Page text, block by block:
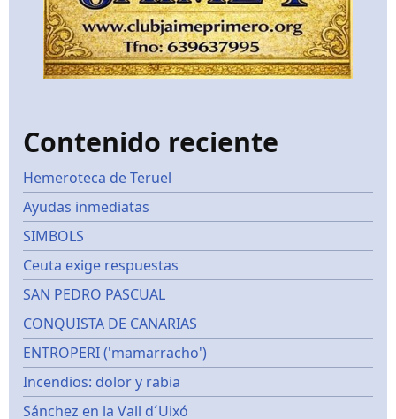
Contenido reciente
Hemeroteca de Teruel
Ayudas inmediatas
SIMBOLS
Ceuta exige respuestas
SAN PEDRO PASCUAL
CONQUISTA DE CANARIAS
ENTROPERI ('mamarracho')
Incendios: dolor y rabia
Sánchez en la Vall d´Uixó